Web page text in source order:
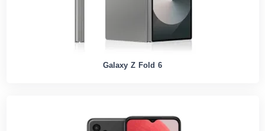
Galaxy Z Fold 6